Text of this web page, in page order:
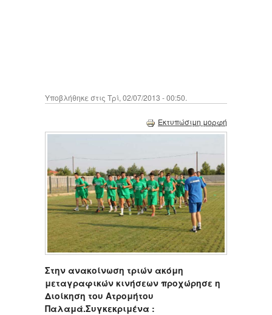
Υποβλήθηκε στις Τρί, 02/07/2013 - 00:50.
Εκτυπώσιμη μορφή
Στην ανακοίνωση τριών ακόμη
μεταγραφικών κινήσεων προχώρησε η
Διοίκηση του Ατρομήτου
Παλαμά.Συγκεκριμένα :